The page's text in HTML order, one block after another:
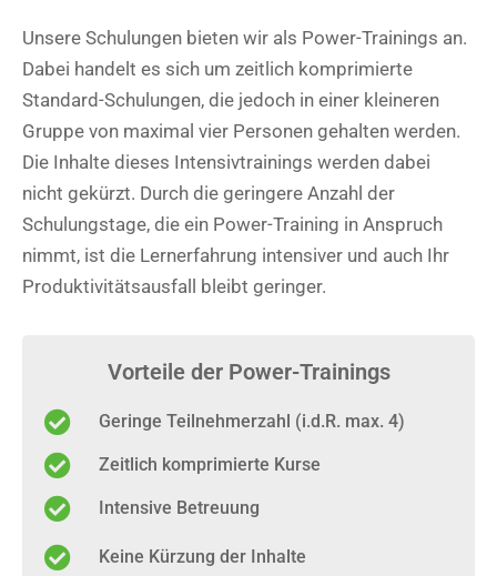
Unsere Schulungen bieten wir als Power-Trainings an.
Dabei handelt es sich um zeitlich komprimierte
Standard-Schulungen, die jedoch in einer kleineren
Gruppe von maximal vier Personen gehalten werden.
Die Inhalte dieses Intensivtrainings werden dabei
nicht gekürzt. Durch die geringere Anzahl der
Schulungstage, die ein Power-Training in Anspruch
nimmt, ist die Lernerfahrung intensiver und auch Ihr
Produktivitätsausfall bleibt geringer.
Vorteile der Power-Trainings
Geringe Teilnehmerzahl (i.d.R. max. 4)
Zeitlich komprimierte Kurse
Intensive Betreuung
Keine Kürzung der Inhalte